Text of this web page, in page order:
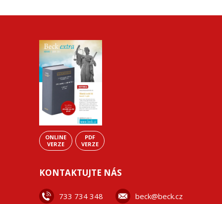
ONLINE
VERZE
PDF
VERZE
KONTAKTUJTE NÁS
733 734 348 beck@beck.cz